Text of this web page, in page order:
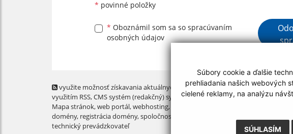
Súbory cookie a ďalšie
prehliadania našich webových
cielené reklamy, na analýzu
SÚHLASÍM
* povinné položky
* Oboznámil som sa so spracúvaním
osobných údajov
Google
využite možnosť získavania aktuálnych informácií s
využitím RSS, CMS systém (redakčný) systém ECHELON 2,
Mapa stránok,web portál,webhosting,
domény, registrácia domény,spoločnosť webex.digital, s.r.o.
technický prevádzkovateľ